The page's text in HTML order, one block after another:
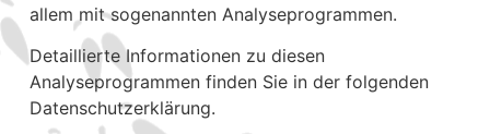
allem mit sogenannten Analyseprogrammen.
Detaillierte Informationen zu diesen
Analyseprogrammen finden Sie in der folgenden
Datenschutzerklärung.